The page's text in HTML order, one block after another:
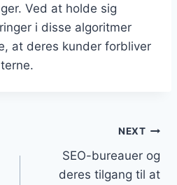
Ved at holde sig
i disse algoritmer
at deres kunder forbliver
NEXT
SEO-bureauer og
deres tilgang til at